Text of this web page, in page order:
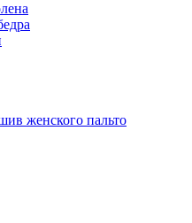
женского пальто